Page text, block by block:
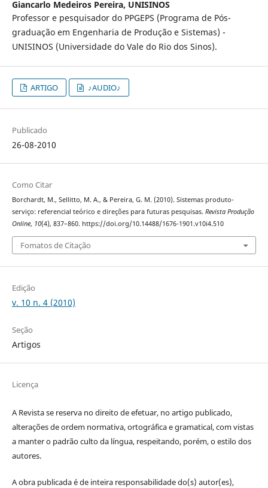
Giancarlo Medeiros Pereira, UNISINOS
Professor e pesquisador do PPGEPS (Programa de Pós-
graduação em Engenharia de Produção e Sistemas) -
UNISINOS (Universidade do Vale do Rio dos Sinos).
ARTIGO ♪AUDIO♪
Publicado
26-08-2010
Como Citar
Borchardt, M., Sellitto, M. A., & Pereira, G. M. (2010). Sistemas produto-
serviço: referencial teórico e direções para futuras pesquisas. Revista Produção
Online, 10(4), 837–860. https://doi.org/10.14488/1676-1901.v10i4.510
Fomatos de Citação
Edição
v. 10 n. 4 (2010)
Seção
Artigos
Licença
A Revista se reserva no direito de efetuar, no artigo publicado,
alterações de ordem normativa, ortográfica e gramatical, com vistas
a manter o padrão culto da língua, respeitando, porém, o estilo dos
autores.
A obra publicada é de inteira responsabilidade do(s) autor(es),